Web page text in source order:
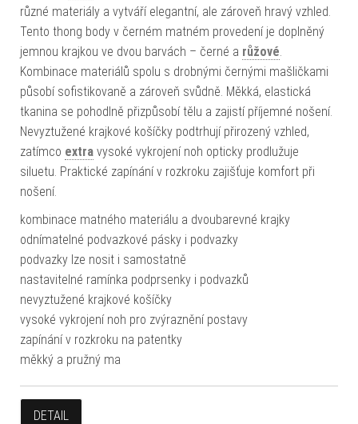
různé materiály a vytváří elegantní, ale zároveň hravý vzhled.
Tento thong body v černém matném provedení je doplněný
jemnou krajkou ve dvou barvách – černé a růžové
Kombinace materiálů spolu s drobnými černými mašličkami
působí sofistikovaně a zároveň svůdně. Měkká, elastická
tkanina se pohodlně přizpůsobí tělu a zajistí příjemné nošení.
Nevyztužené krajkové košíčky podtrhují přirozený vzhled,
zatímco extra vysoké vykrojení noh opticky prodlužuje
siluetu. Praktické zapínání v rozkroku zajišťuje komfort při
nošení.
kombinace matného materiálu a dvoubarevné krajky
odnímatelné podvazkové pásky i podvazky
podvazky lze nosit i samostatně
nastavitelné ramínka podprsenky i podvazků
nevyztužené krajkové košíčky
vysoké vykrojení noh pro zvýraznění postavy
zapínání v rozkroku na patentky
měkký a pružný ma
DETAIL